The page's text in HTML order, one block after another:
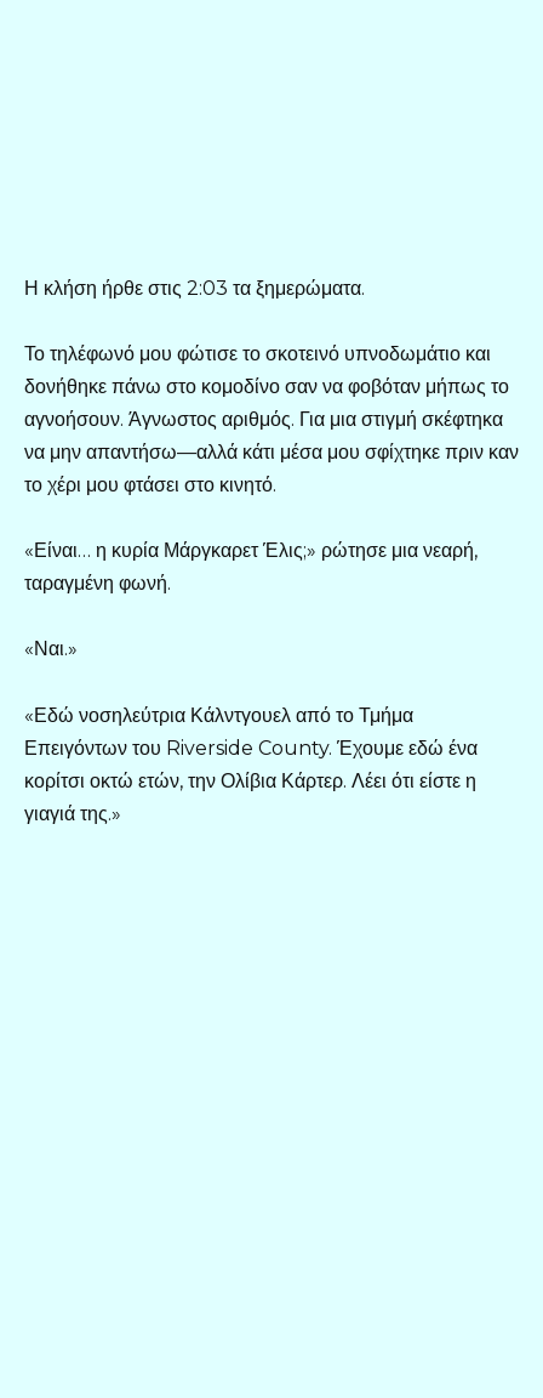
Η κλήση ήρθε στις 2:03 τα ξημερώματα.
Το τηλέφωνό μου φώτισε το σκοτεινό υπνοδωμάτιο και
δονήθηκε πάνω στο κομοδίνο σαν να φοβόταν μήπως το
αγνοήσουν. Άγνωστος αριθμός. Για μια στιγμή σκέφτηκα
να μην απαντήσω—αλλά κάτι μέσα μου σφίχτηκε πριν καν
το χέρι μου φτάσει στο κινητό.
«Είναι… η κυρία Μάργκαρετ Έλις;» ρώτησε μια νεαρή,
ταραγμένη φωνή.
«Ναι.»
«Εδώ νοσηλεύτρια Κάλντγουελ από το Τμήμα
Επειγόντων του Riverside County. Έχουμε εδώ ένα
κορίτσι οκτώ ετών, την Ολίβια Κάρτερ. Λέει ότι είστε η
γιαγιά της.»